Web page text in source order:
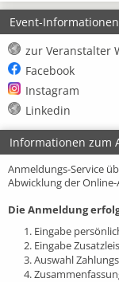
Event-Informationen
zur Veranstalter
Facebook
Instagram
Linkedin
Informationen zum
Anmeldungs-Service
Abwicklung der
Die Anmeldung
1. Eingabe
2. Eingabe
3. Auswahl
4.